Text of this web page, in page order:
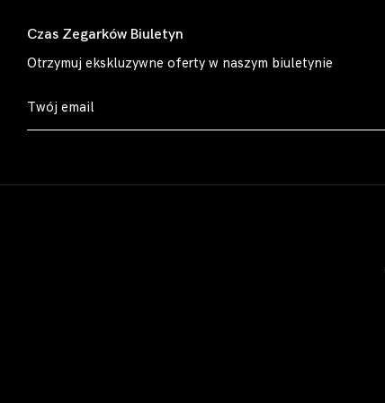
Czas Zegarków Biuletyn
Otrzymuj ekskluzywne oferty w naszym biuletynie